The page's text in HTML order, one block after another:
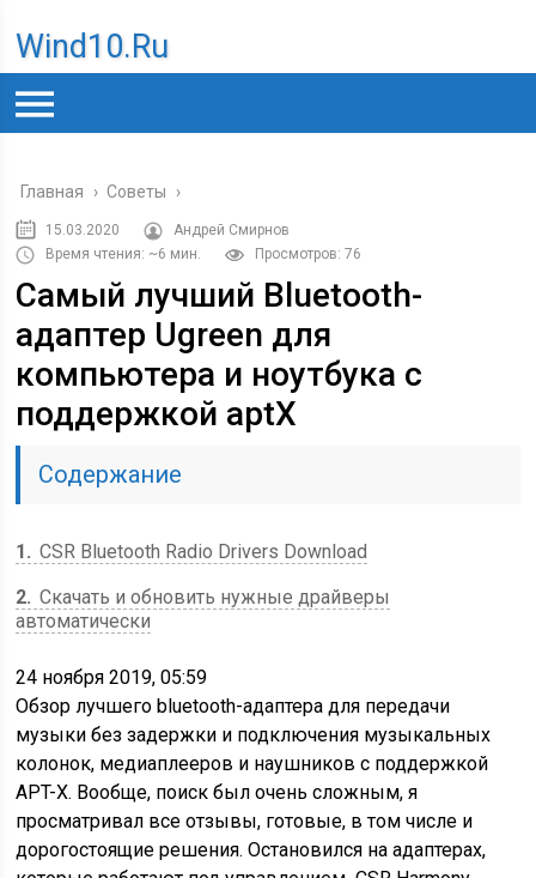
Wind10.ru
Главная › Советы ›
15.03.2020
Андрей Смирнов
Время чтения: ~6 мин.
Просмотров: 76
Самый лучший Bluetooth-
адаптер Ugreen для
компьютера и ноутбука с
поддержкой aptX
Содержание
1
CSR Bluetooth Radio Drivers Download
2 Скачать и обновить нужные драйверы
автоматически
24 ноября 2019, 05:59
Обзор лучшего bluetooth-адаптера для передачи
музыки без задержки и подключения музыкальных
колонок, медиаплееров и наушников с поддержкой
APT-X. Вообще, поиск был очень сложным, я
просматривал все отзывы, готовые, в том числе и
дорогостоящие решения. Остановился на адаптерах,